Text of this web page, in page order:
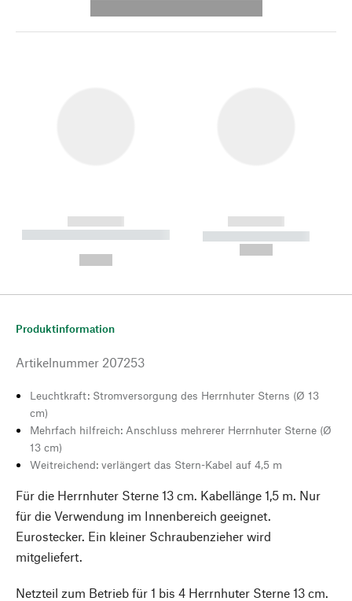
------------
----------- ----------- --------
------------
----------- -----------
Produktinformation
Artikelnummer 207253
Leuchtkraft: Stromversorgung des Herrnhuter Sterns (Ø 13
cm)
Mehrfach hilfreich: Anschluss mehrerer Herrnhuter Sterne (Ø
13 cm)
Weitreichend: verlängert das Stern-Kabel auf 4,5 m
Für die Herrnhuter Sterne 13 cm. Kabellänge 1,5 m. Nur
für die Verwendung im Innenbereich geeignet.
Eurostecker. Ein kleiner Schraubenzieher wird
mitgeliefert.
Netzteil zum Betrieb für 1 bis 4 Herrnhuter Sterne 13 cm.